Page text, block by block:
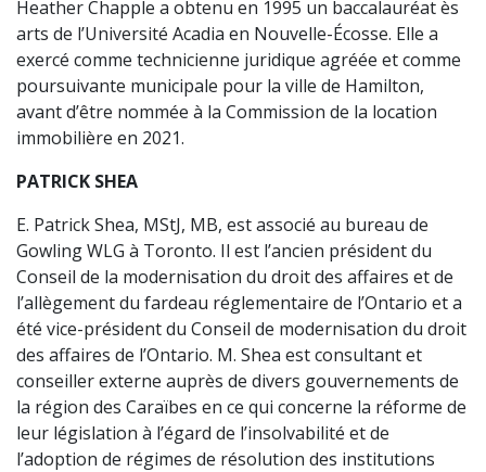
Heather Chapple a obtenu en 1995 un baccalauréat ès
arts de l’Université Acadia en Nouvelle-Écosse. Elle a
exercé comme technicienne juridique agréée et comme
poursuivante municipale pour la ville de Hamilton,
avant d’être nommée à la Commission de la location
immobilière en 2021.
PATRICK SHEA
E. Patrick Shea, MStJ, MB, est associé au bureau de
Gowling WLG à Toronto. Il est l’ancien président du
Conseil de la modernisation du droit des affaires et de
l’allègement du fardeau réglementaire de l’Ontario et a
été vice-président du Conseil de modernisation du droit
des affaires de l’Ontario. M. Shea est consultant et
conseiller externe auprès de divers gouvernements de
la région des Caraïbes en ce qui concerne la réforme de
leur législation à l’égard de l’insolvabilité et de
l’adoption de régimes de résolution des institutions